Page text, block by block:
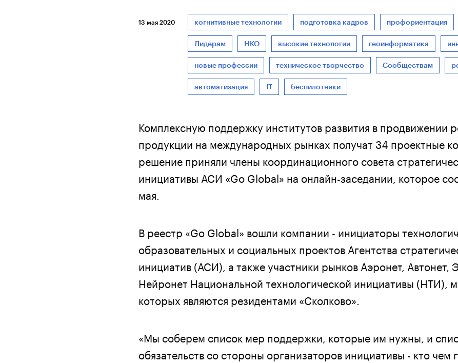
13 мая 2020 когнитивные технологии подготовка кадров профориентация
Лидерам НКО высокие технологии геоинформатика
новые профессии техническое творчество Сообществам
автоматизация IT беспилотники
Комплексную поддержку институтов развития в продвижении
продукции на международных рынках получат 34 проектные
решение приняли члены координационного совета
инициативы АСИ «Go Global» на онлайн-заседании, которое
мая.
В реестр «Go Global» вошли компании - инициаторы
образовательных и социальных проектов Агентства
инициатив (АСИ), а также участники рынков Аэронет, Автонет,
Нейронет Национальной технологической инициативы (НТИ),
которых являются резидентами «Сколково».
«Мы соберем список мер поддержки, которые им нужны, и
обязательств со стороны организаторов инициативы - кто чем